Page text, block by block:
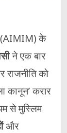
(AIMIM) के
ने एक बार
को
कानून’ करार
से मुस्लिम
और